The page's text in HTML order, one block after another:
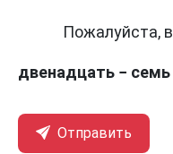
Пожалуйста,
двенадцать − семь
Отправить